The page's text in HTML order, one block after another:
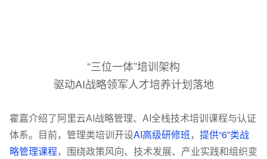
“三位一体”培训架构
驱动AI战略领军人才培养计划落地
霍嘉介绍了阿里云AI战略管理、AI全栈技术培训课程与认证
体系。目前，管理类培训开设AI高级研修班， 提供“6”类战
略管理课程，围绕政策风向、技术发展、产业实践和组织变